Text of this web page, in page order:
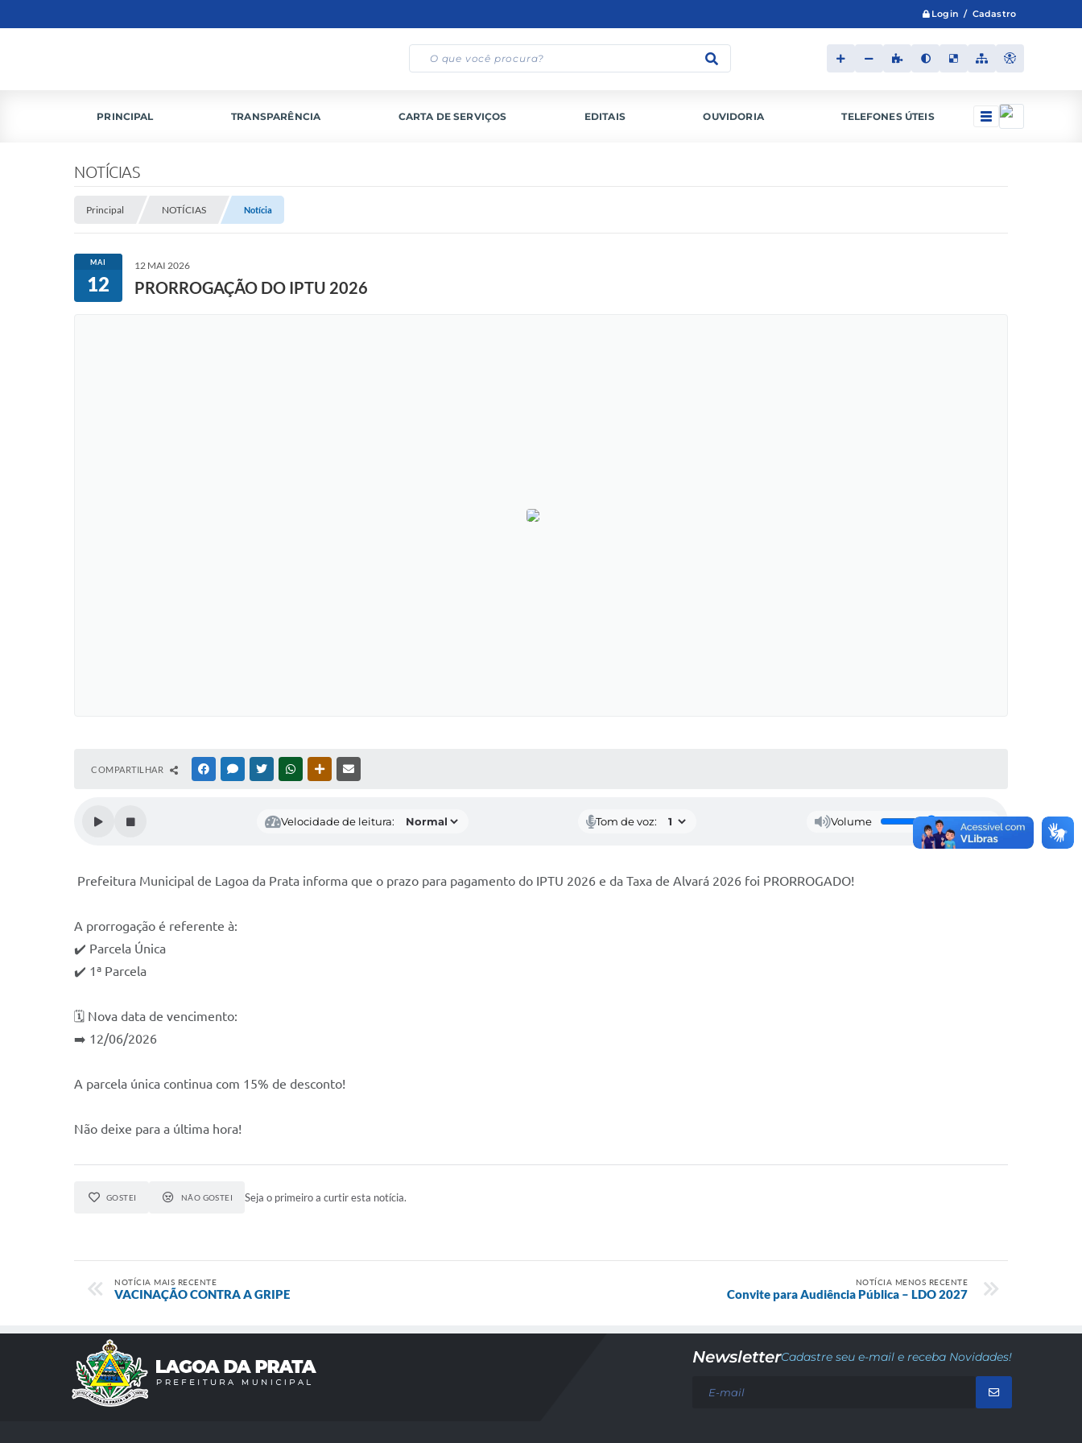
Login / Cadastro
PRINCIPAL TRANSPARÊNCIA CARTA DE SERVIÇOS EDITAIS OUVIDORIA TELEFONES ÚTEIS
NOTÍCIAS
Principal NOTÍCIAS Notícia
MAI
12
12 MAI 2026
PRORROGAÇÃO DO IPTU 2026
COMPARTILHAR FACEBOOKMESSENGER
TWITTERWHATSAPPOUTRAS MÍDIAS
Velocidade de leitura: Tom de voz: Volume
Prefeitura Municipal de Lagoa da Prata informa que o prazo para pagamento do IPTU 2026 e da Taxa de Alvará 2026 foi PRORROGADO!
A prorrogação é referente à:
✔️ Parcela Única
✔️ 1ª Parcela
🗓️ Nova data de vencimento:
➡️ 12/06/2026
A parcela única continua com 15% de desconto!
Não deixe para a última hora!
GOSTEI NÃO GOSTEI Seja o primeiro a curtir esta notícia.
NOTÍCIA MAIS RECENTE
VACINAÇÃO CONTRA A GRIPE
NOTÍCIA MENOS RECENTE
Convite para Audiência Pública – LDO 2027
NewsletterCadastre seu e-mail e receba Novidades!